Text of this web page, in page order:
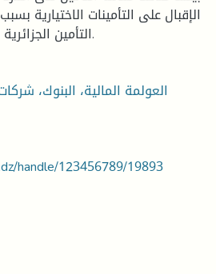
الإقبال على التأمينات الاختيارية
التأمين الجزائرية لدى جمهور المؤمن لهم.
العولمة المالية، البنوك،
handle/123456789/19893